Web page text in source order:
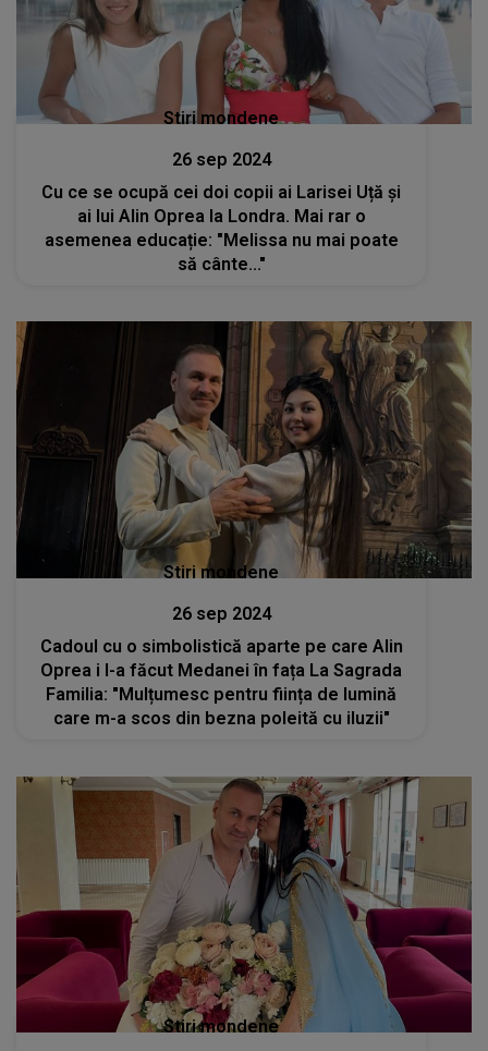
Stiri mondene
26 sep 2024
Cu ce se ocupă cei doi copii ai Larisei Uță și
ai lui Alin Oprea la Londra. Mai rar o
asemenea educație: "Melissa nu mai poate
să cânte..."
Stiri mondene
26 sep 2024
Cadoul cu o simbolistică aparte pe care Alin
Oprea i l-a făcut Medanei în fața La Sagrada
Familia: "Mulțumesc pentru ființa de lumină
care m-a scos din bezna poleită cu iluzii"
Stiri mondene